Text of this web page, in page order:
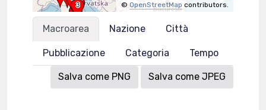
©OpenStreetMap contributors.
Macroarea Nazione Città
Pubblicazione Categoria Tempo
Salva come PNG Salva come JPEG